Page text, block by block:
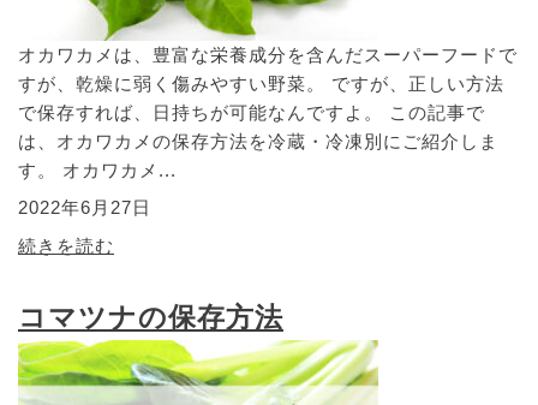
オカワカメは、豊富な栄養成分を含んだスーパーフードで
すが、乾燥に弱く傷みやすい野菜。 ですが、正しい方法
で保存すれば、日持ちが可能なんですよ。 この記事で
は、オカワカメの保存方法を冷蔵・冷凍別にご紹介しま
す。 オカワカメ...
2022年6月27日
続きを読む
コマツナの保存方法